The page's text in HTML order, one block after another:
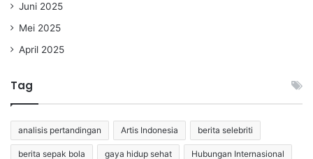
Juni 2025
Mei 2025
April 2025
Tag
analisis pertandingan Artis Indonesia berita selebriti
berita sepak bola gaya hidup sehat Hubungan Internasional